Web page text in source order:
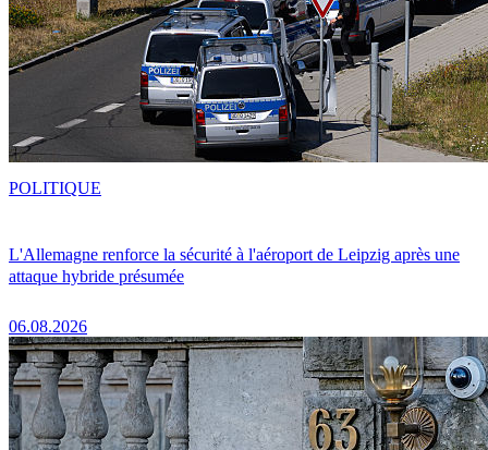
L'Allemagne renforce la sécurité à l'aéroport de Leipzig après une
attaque hybride présumée
06.08.2026
POLITIQUE